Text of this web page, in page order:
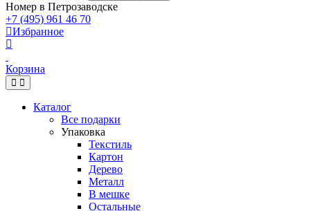
Номер в Петрозаводске
+7 (495) 961 46 70
Избранное
Корзина
Каталог
Все подарки
Упаковка
Текстиль
Картон
Дерево
Металл
В мешке
Остальные